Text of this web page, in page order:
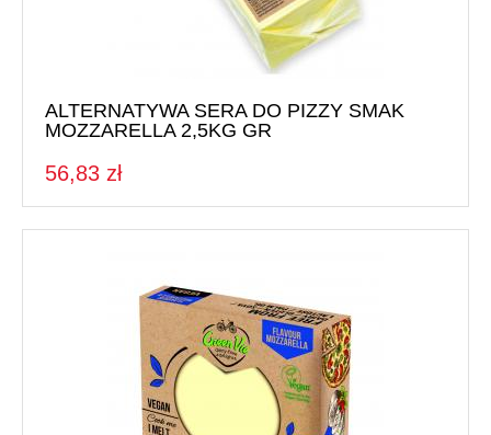
ALTERNATYWA SERA DO PIZZY SMAK
MOZZARELLA 2,5KG GR
56,83 zł